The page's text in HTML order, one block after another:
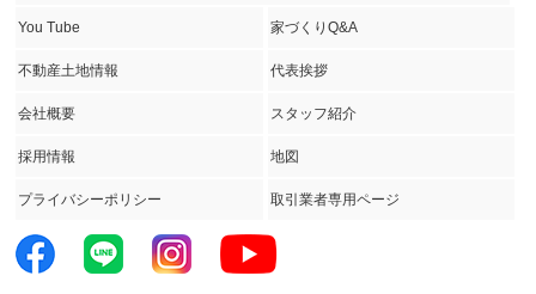
You Tube 家づくりQ&A
不動産土地情報 代表挨拶
会社概要 スタッフ紹介
採用情報 地図
プライバシーポリシー 取引業者専用ページ